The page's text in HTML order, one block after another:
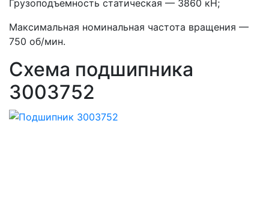
Грузоподъемность статическая — 3860 кН;
Максимальная номинальная частота вращения —
750 об/мин.
Схема подшипника
3003752